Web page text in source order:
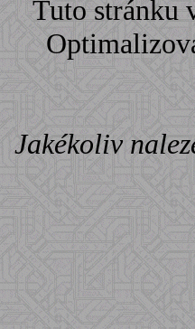
Tuto stránku
Jakékoliv